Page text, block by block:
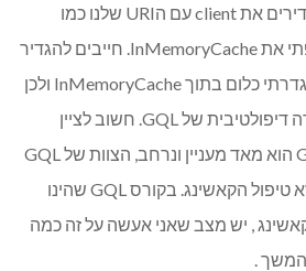
שאנחנו עושים פה זה מגדירים את client עם הURI שלנו כמו
בשורה 9. שורה 10 הוספתי את InMemoryCache. חייבים להגדיר
cache במקרה הזה לא הגדרתי כלום בתוך InMemoryCache ולכן
ניהול הקאש התנהג בצורה דיפולטיבית של GQL. חשוב לציין
שנושא הקאשינג עם GQL הוא מאד מעניין ונרחב, הצוות של GQL
השקיעו לא מעט בכל נושא טיפול הקאשינג. בקורס GQL שהינו
, יש מצב שאני אעשה על זה כמה
.